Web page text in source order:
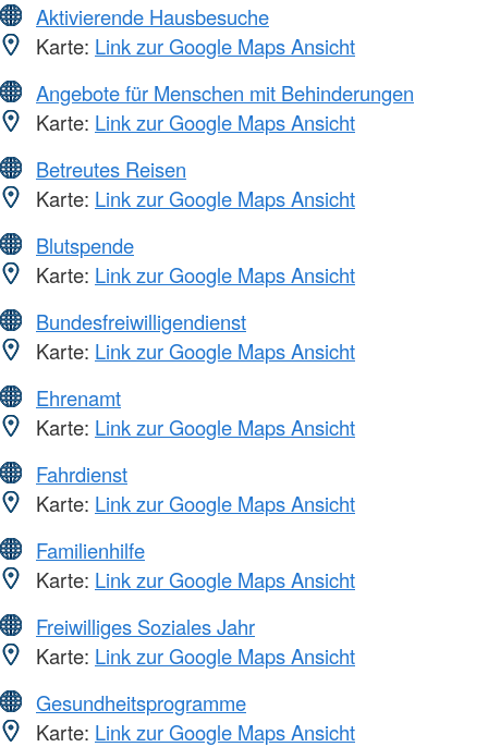
Aktivierende Hausbesuche
Karte: Link zur Google Maps Ansicht
Angebote für Menschen mit Behinderungen
Karte: Link zur Google Maps Ansicht
Betreutes Reisen
Karte: Link zur Google Maps Ansicht
Blutspende
Karte: Link zur Google Maps Ansicht
Bundesfreiwilligendienst
Karte: Link zur Google Maps Ansicht
Ehrenamt
Karte: Link zur Google Maps Ansicht
Fahrdienst
Karte: Link zur Google Maps Ansicht
Familienhilfe
Karte: Link zur Google Maps Ansicht
Freiwilliges Soziales Jahr
Karte: Link zur Google Maps Ansicht
Gesundheitsprogramme
Karte: Link zur Google Maps Ansicht